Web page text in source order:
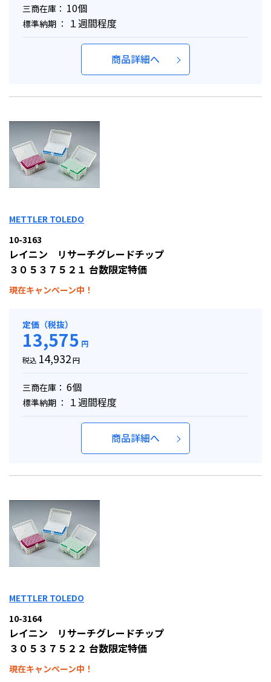
三商在庫： 10個
標準納期 ： １週間程度
商品詳細へ
METTLER TOLEDO
10-3163
レイニン リサーチグレードチップ
３０５３７５２１ 台数限定特価
現在キャンペーン中！
定価（税抜）
13,575 円
税込 14,932円
三商在庫： 6個
標準納期 ： １週間程度
商品詳細へ
METTLER TOLEDO
10-3164
レイニン リサーチグレードチップ
３０５３７５２２ 台数限定特価
現在キャンペーン中！